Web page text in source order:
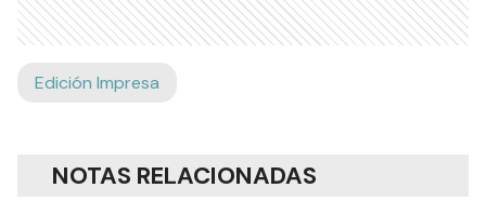
Edición Impresa
NOTAS RELACIONADAS